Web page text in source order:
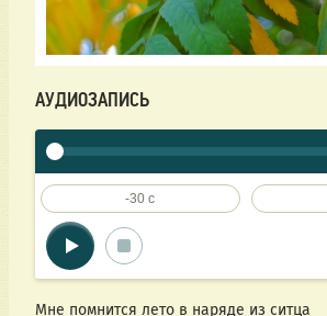
АУДИОЗАПИСЬ
-30 c
Мне помнится лето в наряде из ситца